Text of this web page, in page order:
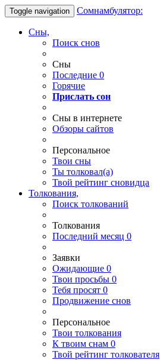
Toggle navigation Сомнамбулятор:
Сны,
Поиск снов
Сны
Последние 0
Горячие
Прислать сон
Сны в интернете
Обзоры сайтов
Персональное
Твои сны
Ты толковал(а)
Твой рейтинг сновидца
Толкования,
Поиск толкований
Толкования
Последний месяц 0
Заявки
Ожидающие 0
Твои просьбы 0
Тебя просят 0
Продвижение снов
Персональное
Твои толкования
К твоим снам 0
Твой рейтинг толкователя